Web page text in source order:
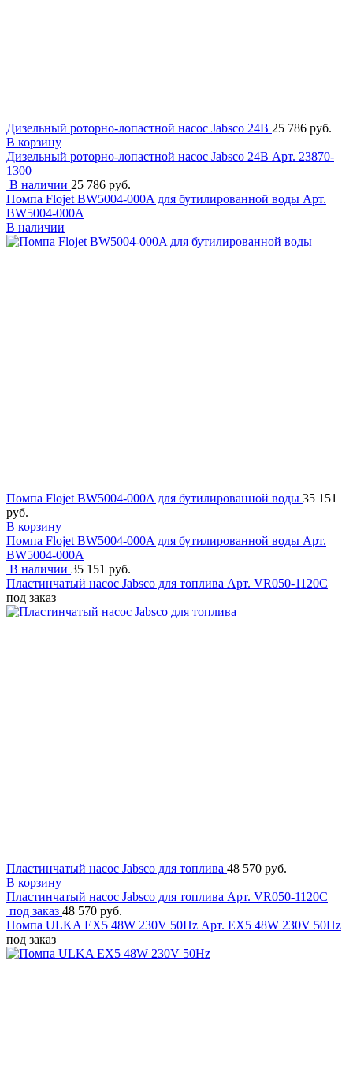
Дизельный роторно-лопастной насос Jabsco 24В 25 786 руб.
В корзину
Дизельный роторно-лопастной насос Jabsco 24В Арт. 23870-
1300
В наличии 25 786 руб.
Помпа Flojet BW5004-000A для бутилированной воды Арт.
BW5004-000A
В наличии
Помпа Flojet BW5004-000A для бутилированной воды 35 151
руб.
В корзину
Помпа Flojet BW5004-000A для бутилированной воды Арт.
BW5004-000A
В наличии 35 151 руб.
Пластинчатый насос Jabsco для топлива Арт. VR050-1120C
под заказ
Пластинчатый насос Jabsco для топлива 48 570 руб.
В корзину
Пластинчатый насос Jabsco для топлива Арт. VR050-1120C
под заказ 48 570 руб.
Помпа ULKA EX5 48W 230V 50Hz Арт. EX5 48W 230V 50Hz
под заказ